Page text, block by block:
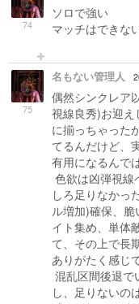
74
ソロで強い
マッチはできな
75
名もない管理人
偶然シンクレア
視線良秀)お迎
に揃っちゃった
てるんだけど、
有用になるんで
色欲は凶弾視線
しろ足りなかっ
ル増加)確保、
イト集め、単体
て、その上で長
ありがたく感じ
混乱区間後退で
し、足りないの